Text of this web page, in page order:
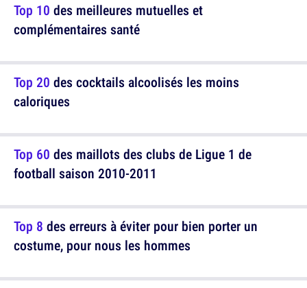
Top 20 des cocktails alcoolisés les moins
caloriques
Top 8 des erreurs à éviter pour bien porter un
costume, pour nous les hommes
Top 10 des meilleures mutuelles et
complémentaires santé
Top 60 des maillots des clubs de Ligue 1 de
football saison 2010-2011